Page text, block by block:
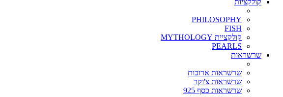
קולקציות
PHILOSOPHY
FISH
קולקציית MYTHOLOGY
PEARLS
שרשראות
שרשראות ארוכות
שרשראות צ'וקר
שרשראות כסף 925